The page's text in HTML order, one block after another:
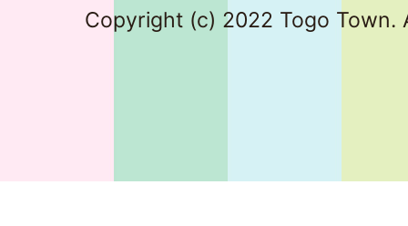
Copyright (c) 2022 Togo Town.